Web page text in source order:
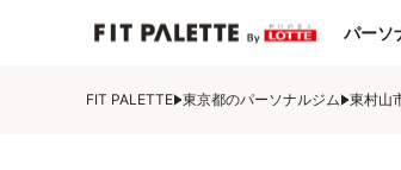
パーソ
FIT PALETTE 東京都のパーソナルジム 東村山